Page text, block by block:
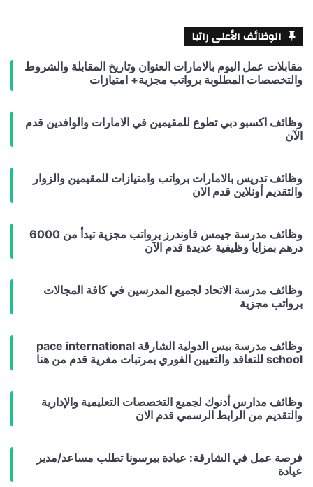
الوظائف الأعلى راتبا
مقابلات عمل اليوم بالامارات العنوان وتاريخ المقابلة والشروط
والتخصصات المطلوبة برواتب مجزية+ امتيازات
وظائف اكسبو دبي تطوع للمقيمين في الامارات والوافدين قدم
الآن
وظائف تدريس بالامارات برواتب وامتيازات للمقيمين والزوار
والتقديم أونلاين قدم الان
وظائف مدرسة جيمس فاوندرز برواتب مجزية تبدأ من 6000
درهم بمزايا وظيفية عديدة قدم الآن
وظائف مدرسة الاتحاد لجميع المدرسين في كافة المجالات
برواتب مجزية
وظائف مدرسة بيس الدولية الشارقة pace international
school للتعاقد والتعيين الفوري بمرتبات مغرية قدم من هنا
وظائف مدارس أدنوك لجميع التخصصات التعليمية والإدارية
والتقديم من الرابط الرسمي قدم الان
فرصة عمل في الشارقة: عيادة بيرسونا تطلب مساعد/مدير
عيادة